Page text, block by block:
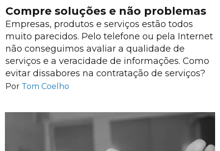
Compre soluções e não problemas
Empresas, produtos e serviços estão todos
muito parecidos. Pelo telefone ou pela Internet
não conseguimos avaliar a qualidade de
serviços e a veracidade de informações. Como
evitar dissabores na contratação de serviços?
Por Tom Coelho